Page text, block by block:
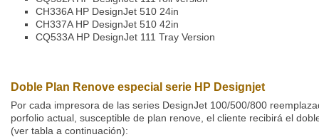
CH336A HP DesignJet 510 24in
CH337A HP DesignJet 510 42in
CQ533A HP DesignJet 111 Tray Version
Doble Plan Renove especial serie HP Designjet
Por cada impresora de las series DesignJet 100/500/800
porfolio actual, susceptible de plan renove, el cliente recibirá el
(ver tabla a continuación):